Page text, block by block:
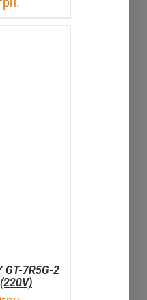
7R5G-2